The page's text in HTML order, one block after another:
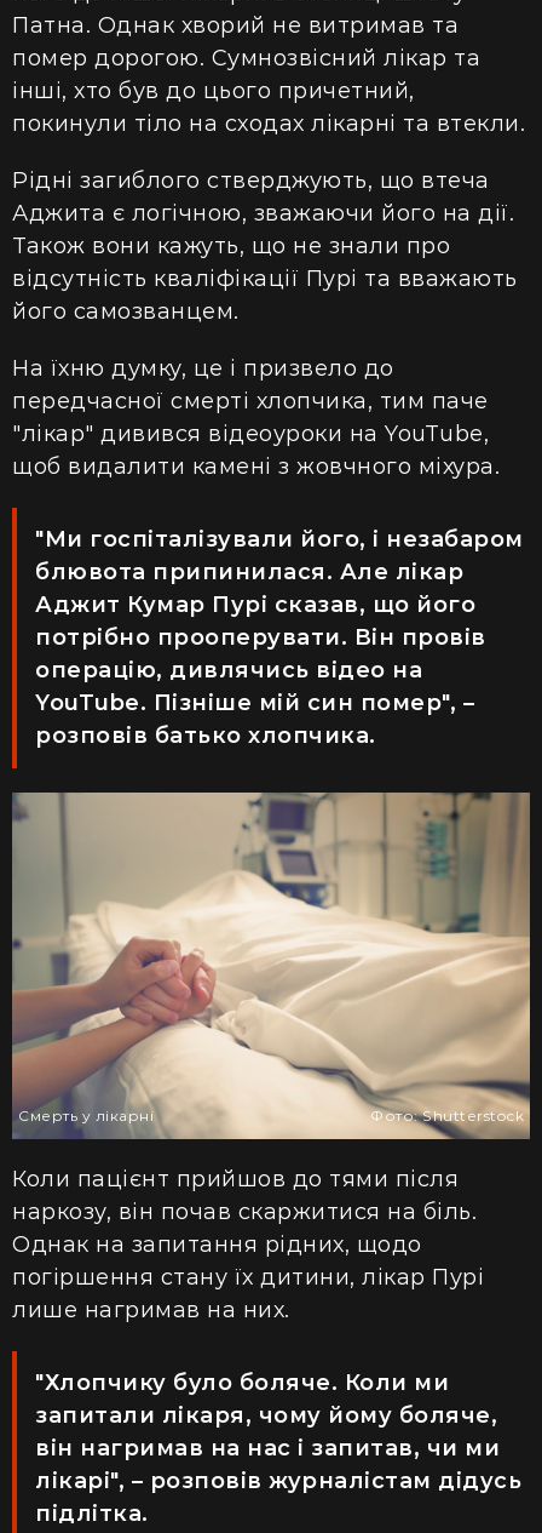
Патна. Однак хворий не витримав та
помер дорогою. Сумнозвісний лікар та
інші, хто був до цього причетний,
покинули тіло на сходах лікарні та втекли.
Рідні загиблого стверджують, що втеча
Аджита є логічною, зважаючи його на дії.
Також вони кажуть, що не знали про
відсутність кваліфікації Пурі та вважають
його самозванцем.
На їхню думку, це і призвело до
передчасної смерті хлопчика, тим паче
"лікар" дивився відеоуроки на YouTube,
щоб видалити камені з жовчного міхура.
"Ми госпіталізували його, і незабаром
блювота припинилася. Але лікар
Аджит Кумар Пурі сказав, що його
потрібно прооперувати. Він провів
операцію, дивлячись відео на
YouTube. Пізніше мій син помер", –
розповів батько хлопчика.
Смерть у лікарні Фото: Shutterstock
Коли пацієнт прийшов до тями після
наркозу, він почав скаржитися на біль.
Однак на запитання рідних, щодо
погіршення стану їх дитини, лікар Пурі
лише нагримав на них.
"Хлопчику було боляче. Коли ми
запитали лікаря, чому йому боляче,
він нагримав на нас і запитав, чи ми
лікарі", – розповів журналістам дідусь
підлітка.